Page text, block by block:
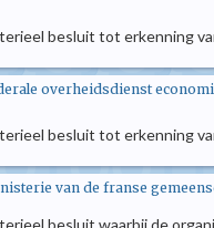
besluit tot erkenning
overheidsdienst
besluit tot erkenning
van de franse
besluit waarbij de